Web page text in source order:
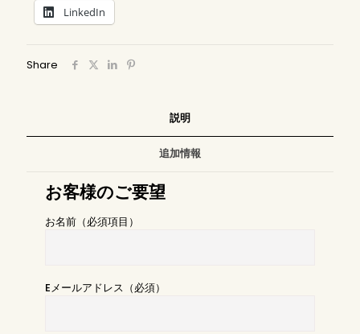
LinkedIn
Share
説明
追加情報
お客様のご要望
お名前（必須項目）
Eメールアドレス（必須）